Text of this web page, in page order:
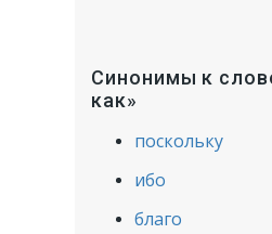
Синонимы к
как»
поскольку
ибо
благо